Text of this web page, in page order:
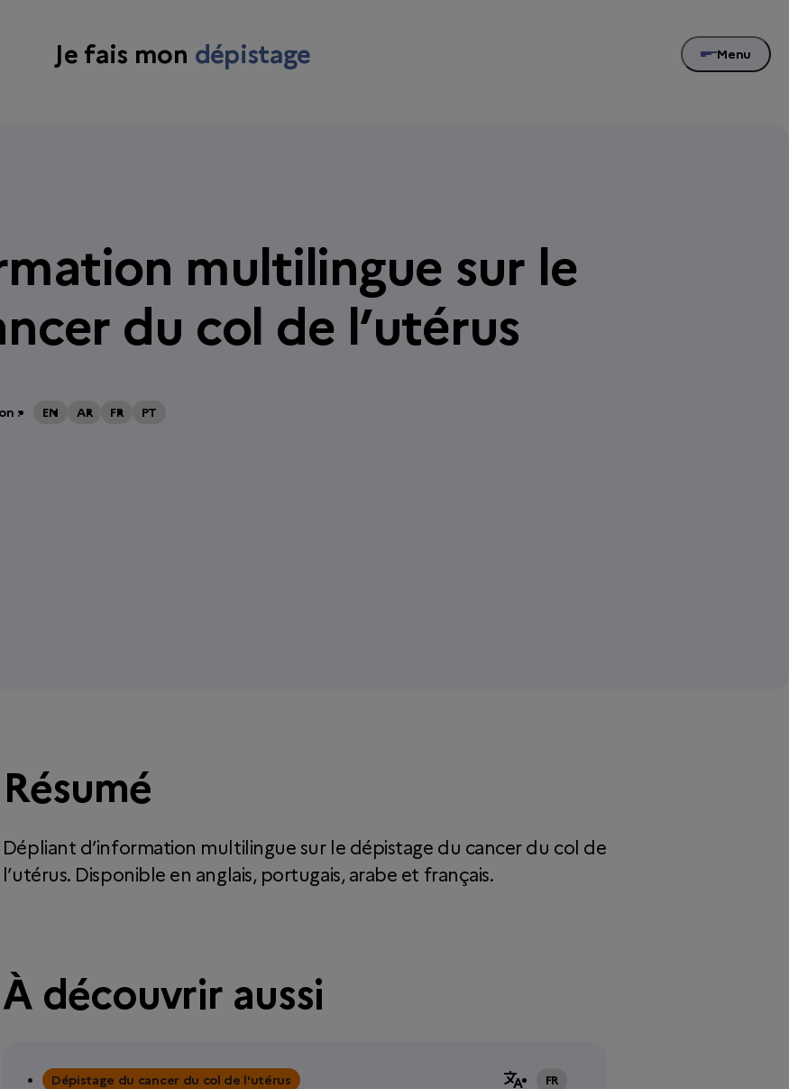
Je fais mon dépistage Menu
multilingue sur le
du col de l’utérus
: EN AR FR PT
Résumé
Dépliant d’information multilingue sur le dépistage du cancer du col de
l’utérus. Disponible en anglais, portugais, arabe et français.
À découvrir aussi
Dépistage du cancer du col de l'utérus FR